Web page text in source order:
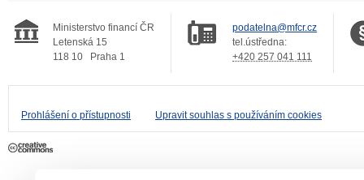
Ministerstvo financí ČR
Letenská 15
118 10
Praha 1
podatelna@mfcr.cz
tel.ústředna:
+420 257 041 111
Prohlášení o přístupnosti Upravit souhlas s používáním cookies